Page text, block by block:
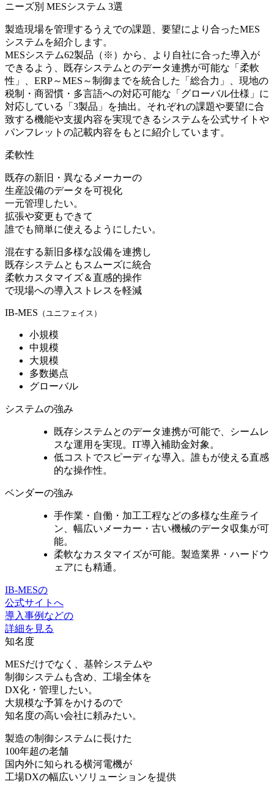
ニーズ別 MESシステム 3選
製造現場を管理するうえでの課題、要望により合ったMES
システムを紹介します。
MESシステム62製品（※）から、より自社に合った導入が
できるよう、既存システムとのデータ連携が可能な「柔軟
性」、ERP～MES～制御までを統合した「総合力」、現地の
税制・商習慣・多言語への対応可能な「グローバル仕様」に
対応している「3製品」を抽出。それぞれの課題や要望に合
致する機能や支援内容を実現できるシステムを公式サイトや
パンフレットの記載内容をもとに紹介しています。
柔軟性
既存の新旧・異なるメーカーの
生産設備のデータを可視化
一元管理したい。
拡張や変更もできて
誰でも簡単に使えるようにしたい。
混在する新旧多様な設備を連携し
既存システムともスムーズに統合
柔軟カスタマイズ＆直感的操作
で現場への導入ストレスを軽減
IB-MES （ユニフェイス）
小規模
中規模
大規模
多数拠点
グローバル
システムの強み
既存システムとのデータ連携が可能で、シームレ
スな運用を実現。IT導入補助金対象。
低コストでスピーディな導入。誰もが使える直感
的な操作性。
ベンダーの強み
手作業・自働・加工工程などの多様な生産ライ
ン、 幅広いメーカー・古い機械のデータ収集が可
能。
柔軟なカスタマイズが可能。製造業界・ハードウ
ェアにも精通。
IB-MESの
公式サイトへ
導入事例などの
詳細を見る
知名度
MESだけでなく、基幹システムや
制御システムも含め、工場全体を
DX化・管理したい。
大規模な予算をかけるので
知名度の高い会社に頼みたい。
製造の制御システムに長けた
100年超の老舗
国内外に知られる横河電機が
工場DXの幅広いソリューションを提供